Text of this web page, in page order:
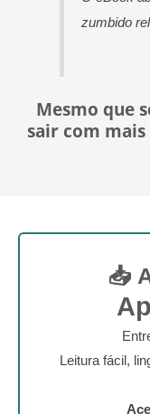
zumbido
Mesmo que
sair com mais
📥
Leitura fácil,